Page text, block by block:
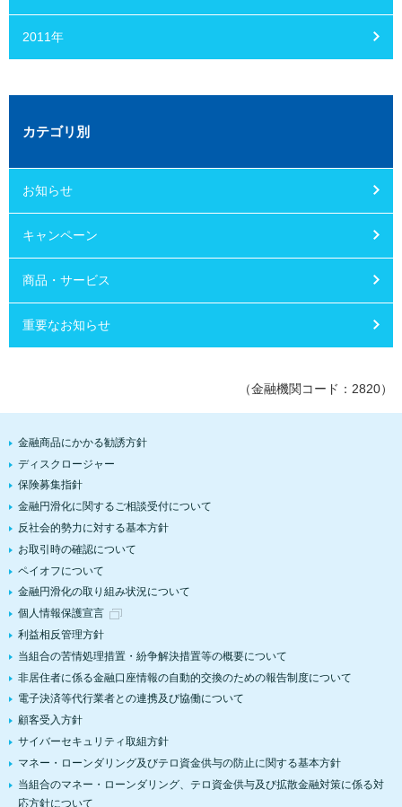
2011年
カテゴリ別
お知らせ
キャンペーン
商品・サービス
重要なお知らせ
（金融機関コード：2820）
金融商品にかかる勧誘方針
ディスクロージャー
保険募集指針
金融円滑化に関するご相談受付について
反社会的勢力に対する基本方針
お取引時の確認について
ペイオフについて
金融円滑化の取り組み状況について
個人情報保護宣言
利益相反管理方針
当組合の苦情処理措置・紛争解決措置等の概要について
非居住者に係る金融口座情報の自動的交換のための報告制度について
電子決済等代行業者との連携及び協働について
顧客受入方針
サイバーセキュリティ取組方針
マネー・ローンダリング及びテロ資金供与の防止に関する基本方針
当組合のマネー・ローンダリング、テロ資金供与及び拡散金融対策に係る対
応方針について